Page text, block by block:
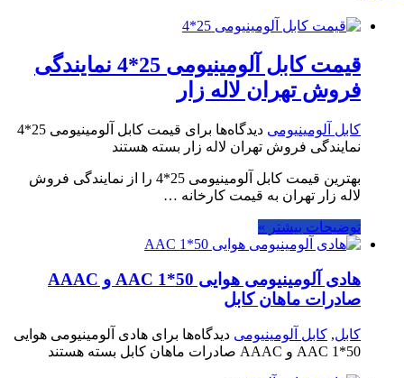
قیمت کابل آلومینیومی 25*4 نمایندگی
فروش تهران لاله زار
کابل آلومینیومی دیدگاه‌ها
برای قیمت کابل آلومینیومی 25*4
نمایندگی فروش تهران لاله زار بسته هستند
بهترین قیمت کابل آلومینیومی 25*4 را از نمایندگی فروش
لاله زار تهران به قیمت کارخانه …
توضیحات بیشتر »
هادی آلومینیومی هوایی 50*1 AAC و AAAC
صادرات ماهان کابل
کابل, کابل آلومینیومی دیدگاه‌ها برای هادی آلومینیومی هوایی
50*1 AAC و AAAC صادرات ماهان کابل
بسته هستند